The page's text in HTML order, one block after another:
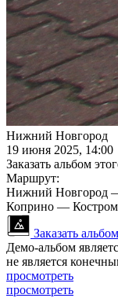
Нижний Новгород
19 июня 2025, 14:00
Заказать альбом
Маршрут:
Нижний Новгород
Коприно —
Заказать
Демо-альбом
не является
просмотреть
просмотреть